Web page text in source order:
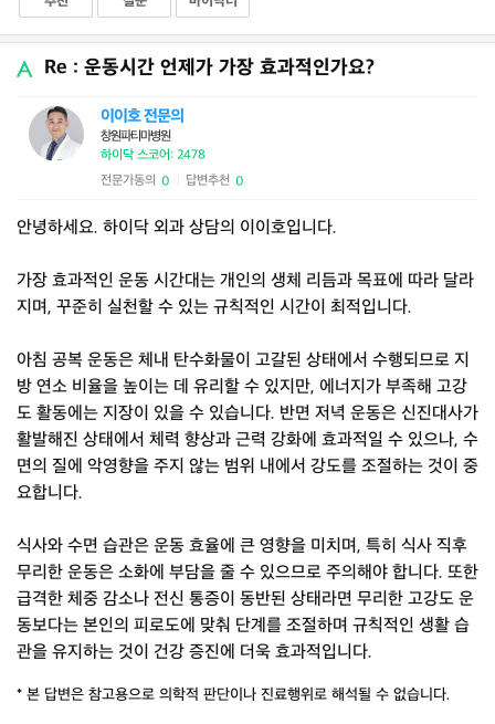
Re : 운동시간 언제가 가장 효과적인가요?
이이호 전문의
창원파티마병원
하이닥 스코어: 2478
전문가동의 0 답변추천 0
안녕하세요. 하이닥 외과 상담의 이이호입니다.
가장 효과적인 운동 시간대는 개인의 생체 리듬과 목표에 따라 달라
지며, 꾸준히 실천할 수 있는 규칙적인 시간이 최적입니다.
아침 공복 운동은 체내 탄수화물이 고갈된 상태에서 수행되므로 지
방 연소 비율을 높이는 데 유리할 수 있지만, 에너지가 부족해 고강
도 활동에는 지장이 있을 수 있습니다. 반면 저녁 운동은 신진대사가
활발해진 상태에서 체력 향상과 근력 강화에 효과적일 수 있으나, 수
면의 질에 악영향을 주지 않는 범위 내에서 강도를 조절하는 것이 중
요합니다.
식사와 수면 습관은 운동 효율에 큰 영향을 미치며, 특히 식사 직후
무리한 운동은 소화에 부담을 줄 수 있으므로 주의해야 합니다. 또한
급격한 체중 감소나 전신 통증이 동반된 상태라면 무리한 고강도 운
동보다는 본인의 피로도에 맞춰 단계를 조절하며 규칙적인 생활 습
관을 유지하는 것이 건강 증진에 더욱 효과적입니다.
* 본 답변은 참고용으로 의학적 판단이나 진료행위로 해석될 수 없습니다.